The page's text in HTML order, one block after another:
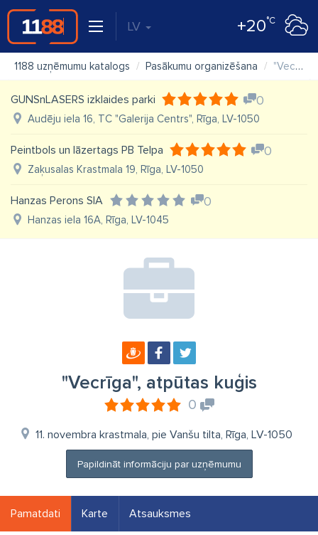
LV +20°C
1188 uzņēmumu katalogs Pasākumu organizēšana "Vecrīga", atpūtas kuģis
GUNSnLASERS izklaides parki 0
Audēju iela 16, TC "Galerija Centrs", Rīga, LV-1050
Peintbols un lāzertags PB Telpa 0
Zaķusalas Krastmala 19, Rīga, LV-1050
Hanzas Perons SIA 0
Hanzas iela 16A, Rīga, LV-1045
"Vecrīga", atpūtas kuģis
0
11. novembra krastmala, pie Vanšu tilta, Rīga, LV-1050
Papildināt informāciju par uzņēmumu
Pamatdati Karte Atsauksmes